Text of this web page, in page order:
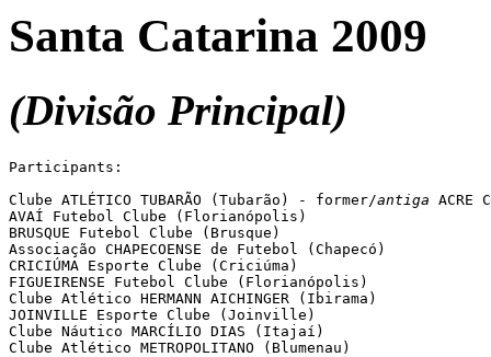
Santa Catarina 2009
(Divisão Principal)
Participants:
Clube ATLÉTICO TUBARÃO (Tubarão) - former/antiga ACRE
AVAÍ Futebol Clube (Florianópolis)
BRUSQUE Futebol Clube (Brusque)
Associação CHAPECOENSE de Futebol (Chapecó)
CRICIÚMA Esporte Clube (Criciúma)
FIGUEIRENSE Futebol Clube (Florianópolis)
Clube Atlético HERMANN AICHINGER (Ibirama)
JOINVILLE Esporte Clube (Joinville)
Clube Náutico MARCÍLIO DIAS (Itajaí)
Clube Atlético METROPOLITANO (Blumenau)